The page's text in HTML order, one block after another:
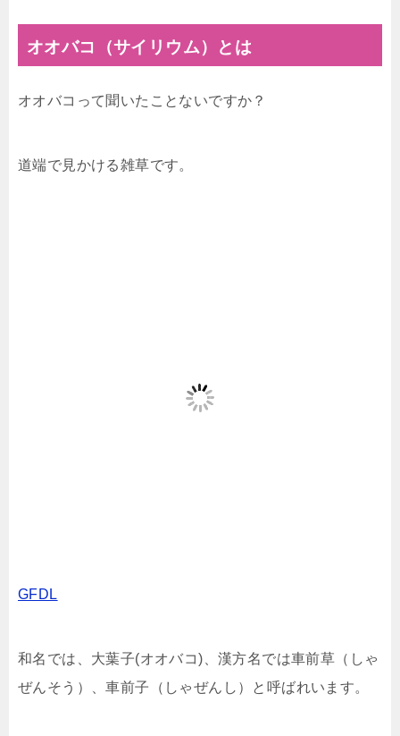
オオバコ（サイリウム）とは
オオバコって聞いたことないですか？
道端で見かける雑草です。
GFDL
和名では、大葉子(オオバコ)、漢方名では車前草（しゃ
ぜんそう）、車前子（しゃぜんし）と呼ばれいます。